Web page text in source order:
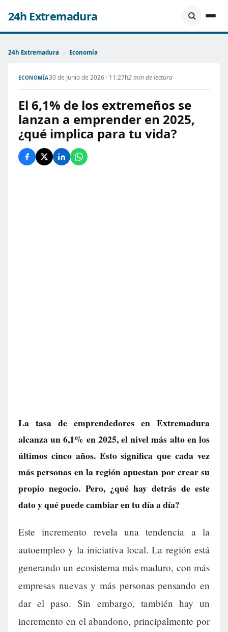
24h Extremadura
24h Extremadura › Economía
ECONOMÍA30 de Junio de 2026 · 11:27h2 min de lectura
El 6,1% de los extremeños se
lanzan a emprender en 2025,
¿qué implica para tu vida?
La tasa de emprendedores en Extremadura
alcanza un 6,1% en 2025, el nivel más alto en los
últimos cinco años. Esto significa que cada vez
más personas en la región apuestan por crear su
propio negocio. Pero, ¿qué hay detrás de este
dato y qué puede cambiar en tu día a día?
Este incremento revela una tendencia a la
autoempleo y la iniciativa local. La región está
generando un ecosistema más maduro, con más
empresas nuevas y más personas pensando en
dar el paso. Sin embargo, también hay un
incremento en el abandono, principalmente por